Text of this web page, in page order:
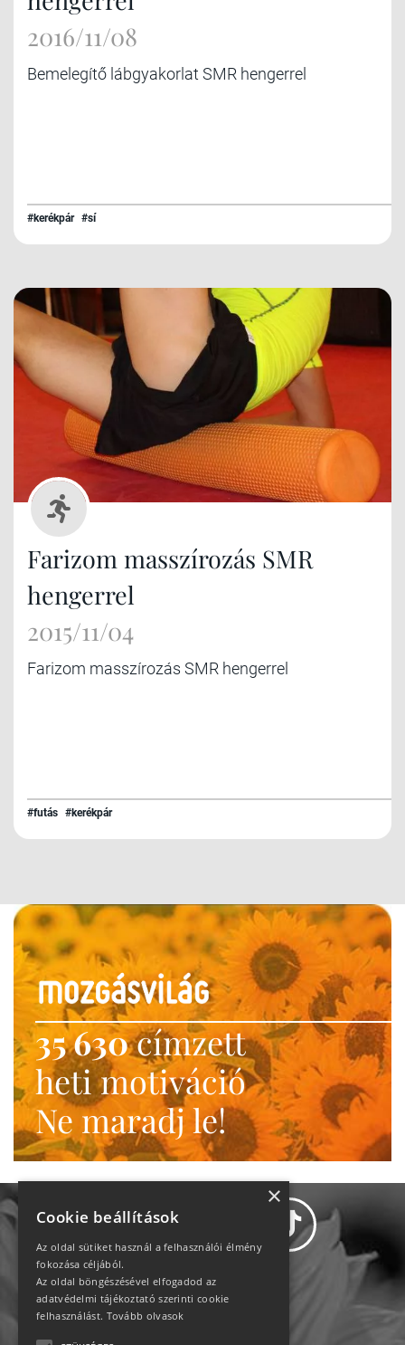
2016/11/08
Bemelegítő lábgyakorlat SMR hengerrel
#kerékpár #sí
Farizom masszírozás SMR
hengerrel
2015/11/04
Farizom masszírozás SMR hengerrel
#futás #kerékpár
35 630címzett
heti motiváció
Ne maradj le!
Adatvédelem
×
Cookie beállítások
Az oldal sütiket használ a felhasználói élmény
fokozása céljából.
Az oldal böngészésével elfogadod az
adatvédelmi tájékoztató szerinti cookie
felhasználást. Tovább olvasok